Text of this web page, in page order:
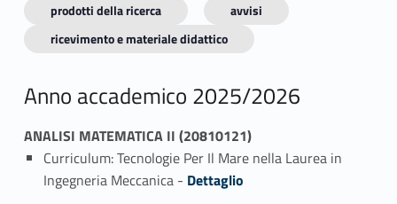
prodotti della ricerca
avvisi
ricevimento e materiale didattico
Anno accademico 2025/2026
ANALISI MATEMATICA II (20810121)
Curriculum: Tecnologie Per Il Mare nella Laurea in
Ingegneria Meccanica - Link identifier #identifier_person_7871-1
Dettaglio